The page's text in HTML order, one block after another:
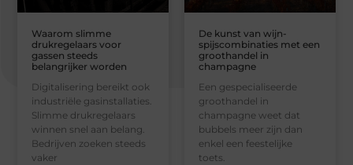
Waarom slimme
drukregelaars voor
gassen steeds
belangrijker worden
Digitalisering bereikt ook
industriële gasinstallaties.
Slimme drukregelaars
winnen snel aan belang.
Bedrijven zoeken steeds
vaker
De kunst van wijn-
spijscombinaties met een
groothandel in
champagne
Een gespecialiseerde
groothandel in
champagne weet dat
bubbels meer zijn dan
enkel een feestelijke
toets.